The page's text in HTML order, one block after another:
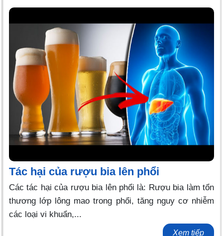
Tác hại của rượu bia lên phổi
Các tác hại của rượu bia lên phổi là: Rượu bia làm tổn
thương lớp lông mao trong phổi, tăng nguy cơ nhiễm
các loại vi khuẩn,...
Xem tiếp